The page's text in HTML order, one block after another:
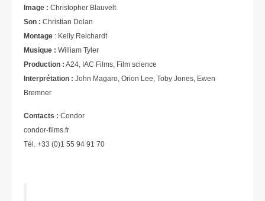
Image : Christopher Blauvelt
Son : Christian Dolan
Montage : Kelly Reichardt
Musique : William Tyler
Production : A24, IAC Films, Film science
Interprétation : John Magaro, Orion Lee, Toby Jones, Ewen
Bremner
Contacts : Condor
condor-films.fr
Tél. +33 (0)1 55 94 91 70